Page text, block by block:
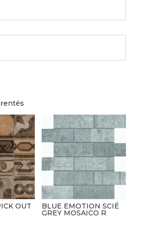
OUT BLUE EMOTION SCIÉ
GREY MOSAICO R